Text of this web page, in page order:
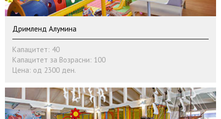
Дримленд Алумина
Капацитет: 40
Капацитет за Возрасни: 100
Цена: од 2300 ден.